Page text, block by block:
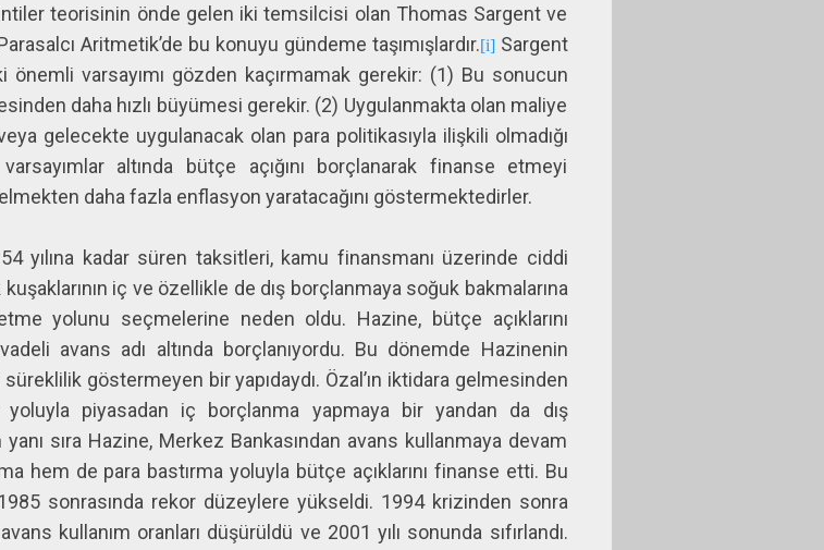
teorisinin önde gelen iki temsilcisi olan Thomas Sargent ve
Aritmetik’de bu konuyu gündeme taşımışlardır.[i]Sargent
önemli varsayımı gözden kaçırmamak gerekir: (1) Bu sonucun
daha hızlı büyümesi gerekir. (2) Uygulanmakta olan maliye
gelecekte uygulanacak olan para politikasıyla ilişkili olmadığı
altında bütçe açığını borçlanarak finanse etmeyi
daha fazla enflasyon yaratacağını göstermektedirler.
yılına kadar süren taksitleri, kamu finansmanı üzerinde ciddi
kuşaklarının iç ve özellikle de dış borçlanmaya soğuk bakmalarına
yolunu seçmelerine neden oldu. Hazine, bütçe açıklarını
avans adı altında borçlanıyordu. Bu dönemde Hazinenin
göstermeyen bir yapıdaydı. Özal’ın iktidara gelmesinden
piyasadan iç borçlanma yapmaya bir yandan da dış
sıra Hazine, Merkez Bankasından avans kullanmaya devam
hem de para bastırma yoluyla bütçe açıklarını finanse etti. Bu
sonrasında rekor düzeylere yükseldi. 1994 krizinden sonra
kullanım oranları düşürüldü ve 2001 yılı sonunda sıfırlandı.